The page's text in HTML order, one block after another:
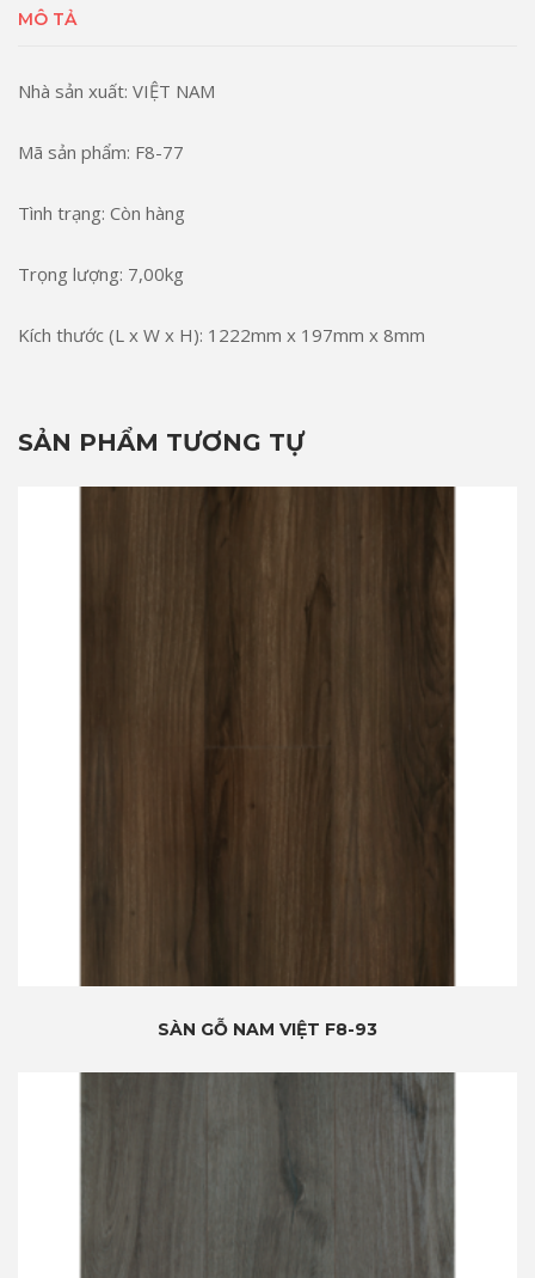
MÔ TẢ
Nhà sản xuất: VIỆT NAM
Mã sản phẩm: F8-77
Tình trạng: Còn hàng
Trọng lượng: 7,00kg
Kích thước (L x W x H): 1222mm x 197mm x 8mm
SẢN PHẨM TƯƠNG TỰ
SÀN GỖ NAM VIỆT F8-93